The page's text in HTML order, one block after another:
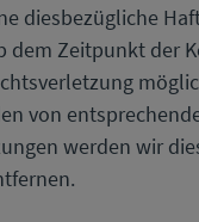
diesbezügliche
dem Zeitpunkt der
von
werden wir